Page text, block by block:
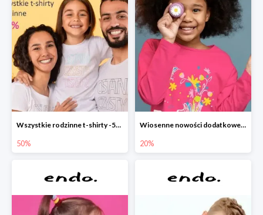
Wszystkie rodzinne t-shirty -50%
50%
Wiosenne nowości dodatkowe -20%
20%